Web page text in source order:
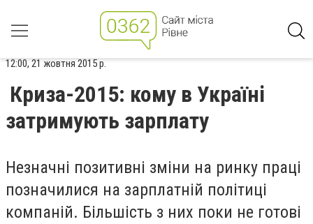
12:00, 21 жовтня 2015 р.
Криза-2015: кому в Україні
затримують зарплату
Незначні позитивні зміни на ринку праці
позначилися на зарплатній політиці
компаній. Більшість з них поки не готові